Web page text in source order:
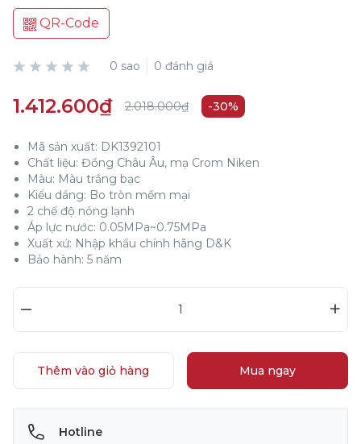
QR-Code
0 sao 0 đánh giá
1.412.600₫ 2.018.000₫ -30%
Mã sản xuất: DK1392101
Chất liệu: Đồng Châu Âu, mạ Crom Niken
Màu: Màu trắng bạc
Kiểu dáng: Bo tròn mềm mại
2 chế độ nóng lạnh
Áp lực nước: 0.05MPa~0.75MPa
Xuất xứ: Nhập khẩu chính hãng D&K
Bảo hành: 5 năm
– +
Thêm vào giỏ hàng Mua ngay
Hotline